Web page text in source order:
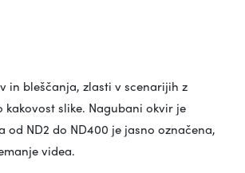
in bleščanja, zlasti v scenarijih z
slike. Nagubani okvir je
ND2 do ND400 je jasno označena,
videa.